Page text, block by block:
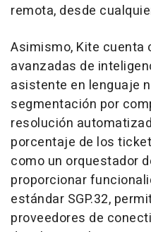
remota, desde
Asimismo, Kite cuenta
avanzadas de
asistente en lenguaje
segmentación por
resolución
porcentaje de los
como un orquestador
proporcionar
estándar SGP.32,
proveedores de